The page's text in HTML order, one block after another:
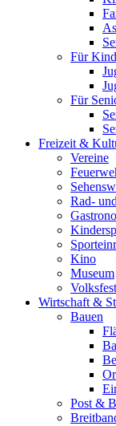
Für
Für
Freizeit &
Vereine
Rad-
Kino
Museum
Volksfest
Wirtschaft &
Bauen
Post &